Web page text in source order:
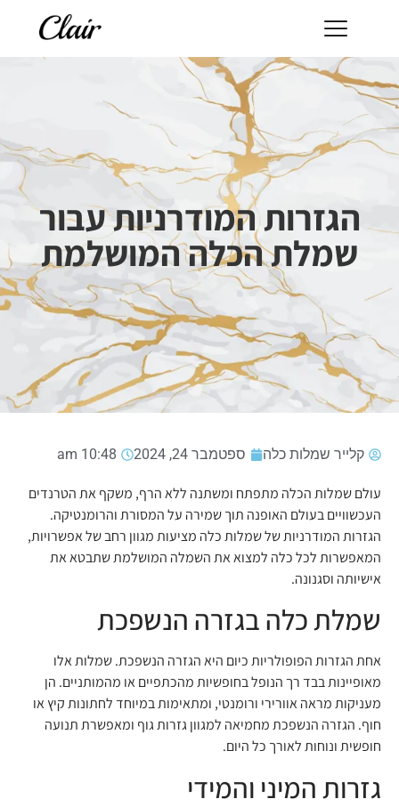
הגזרות המודרניות עבור
שמלת הכלה המושלמת
קלייר שמלות כלה ספטמבר 24, 2024 10:48 am
עולם שמלות הכלה מתפתח ומשתנה ללא הרף, משקף את הטרנדים
העכשוויים בעולם האופנה תוך שמירה על המסורת והרומנטיקה.
הגזרות המודרניות של שמלות כלה מציעות מגוון רחב של אפשרויות,
המאפשרות לכל כלה למצוא את השמלה המושלמת שתבטא את
אישיותה וסגנונה.
שמלת כלה בגזרה הנשפכת
אחת הגזרות הפופולריות כיום היא הגזרה הנשפכת. שמלות אלו
מאופיינות בבד רך הנופל בחופשיות מהכתפיים או מהמותניים. הן
מעניקות מראה אוורירי ורומנטי, ומתאימות במיוחד לחתונות קיץ או
חוף. הגזרה הנשפכת מחמיאה למגוון גזרות גוף ומאפשרת תנועה
חופשית ונוחות לאורך כל היום.
גזרות המיני והמידי